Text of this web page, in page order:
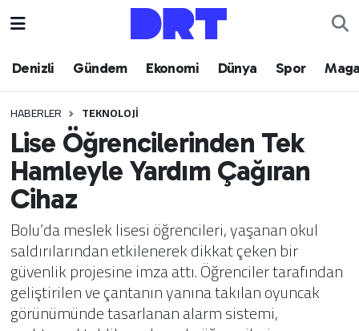
Denizli Gündem Ekonomi Dünya Spor
HABERLER TEKNOLOJI
Lise Öğrencilerinden Tek
Hamleyle Yardım Çağıran
Cihaz
Bolu’da meslek lisesi öğrencileri, yaşanan okul
saldırılarından etkilenerek dikkat çeken bir
güvenlik projesine imza attı. Öğrenciler tarafından
geliştirilen ve çantanın yanına takılan oyuncak
görünümünde tasarlanan alarm sistemi,
Denizli
Ekonomi
Dünya
Spor
Magazin
Teknoloji
Hava Durumu
Puan Durumu ve Fikstür
Tüm Manşetler
Son Dakika Haberleri
Haber Arşivi